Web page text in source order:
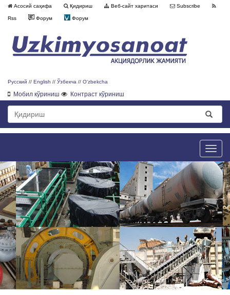
Асосий саҳифа Қидириш Веб-сайт харитаси Subscribe
Rss Форум Форум
Русский // English // Ўзбекча // O'zbekcha
Мобил кўриниш Контраст кўриниш
Toggle